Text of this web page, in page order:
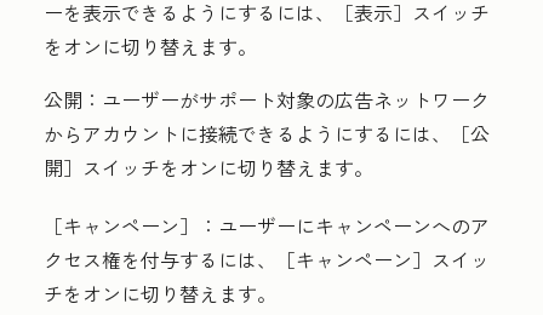
ーを表示できるようにするには、［表示］ スイッチ
をオンに切り替えます。
公開 ：ユーザーがサポート対象の広告ネットワーク
からアカウントに接続できるようにするには、［公
開］ スイッチをオンに切り替えます。
［キャンペーン］： ユーザーにキャンペーンへのア
クセス権を付与するには、［キャンペーン］ スイッ
チをオンに切り替えます。